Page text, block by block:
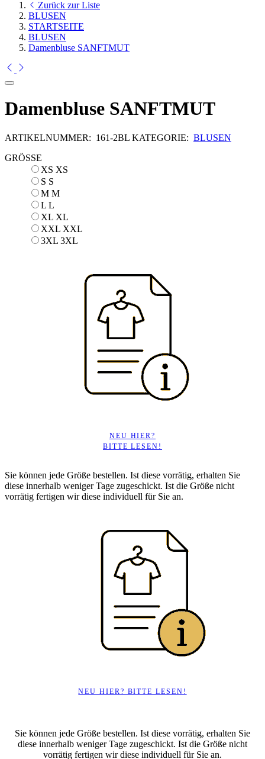
Zurück zur Liste
BLUSEN
STARTSEITE
BLUSEN
Damenbluse SANFTMUT
Damenbluse SANFTMUT
ARTIKELNUMMER: 161-2BL KATEGORIE: BLUSEN
GRÖSSE
XS XS
S S
M M
L L
XL XL
XXL XXL
3XL 3XL
NEU HIER?
BITTE LESEN!
Sie können jede Größe bestellen. Ist diese vorrätig, erhalten Sie
diese innerhalb weniger Tage zugeschickt. Ist die Größe nicht
vorrätig fertigen wir diese individuell für Sie an.
NEU HIER? BITTE LESEN!
Sie können jede Größe bestellen. Ist diese vorrätig, erhalten Sie
diese innerhalb weniger Tage zugeschickt. Ist die Größe nicht
vorrätig fertigen wir diese individuell für Sie an.